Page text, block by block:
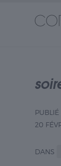
PUBLIÉ
20
DANS